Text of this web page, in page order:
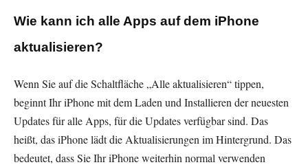
Wie kann ich alle Apps auf dem iPhone
aktualisieren?
Wenn Sie auf die Schaltfläche „Alle aktualisieren“ tippen,
beginnt Ihr iPhone mit dem Laden und Installieren der neuesten
Updates für alle Apps, für die Updates verfügbar sind. Das
heißt, das iPhone lädt die Aktualisierungen im Hintergrund. Das
bedeutet, dass Sie Ihr iPhone weiterhin normal verwenden